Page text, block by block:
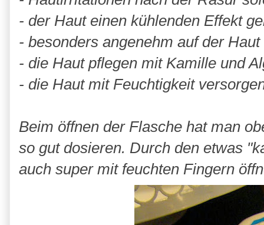
- der Haut einen kühlenden Effekt
- besonders angenehm auf der
- die Haut pflegen mit Kamille und
- die Haut mit Feuchtigkeit
Beim öffnen der Flasche hat man
so gut dosieren. Durch den etwas
auch super mit feuchten Fingern